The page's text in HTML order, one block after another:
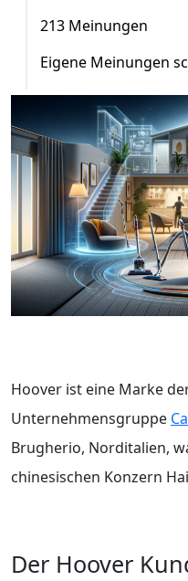
213 Meinungen
Eigene Meinungen
Hoover ist eine Marke
Unternehmensgruppe
Brugherio, Norditalien,
chinesischen Konzern
Der Hoover